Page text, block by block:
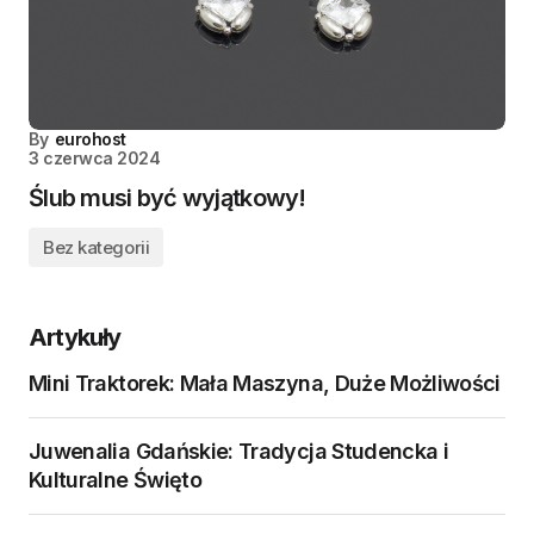
By eurohost
3 czerwca 2024
Ślub musi być wyjątkowy!
Bez kategorii
Artykuły
Mini Traktorek: Mała Maszyna, Duże Możliwości
Juwenalia Gdańskie: Tradycja Studencka i
Kulturalne Święto